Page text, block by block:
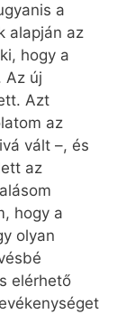
a
alapján az
hogy a
Az új
Azt
az
vált –, és
az
hogy a
olyan
elérhető